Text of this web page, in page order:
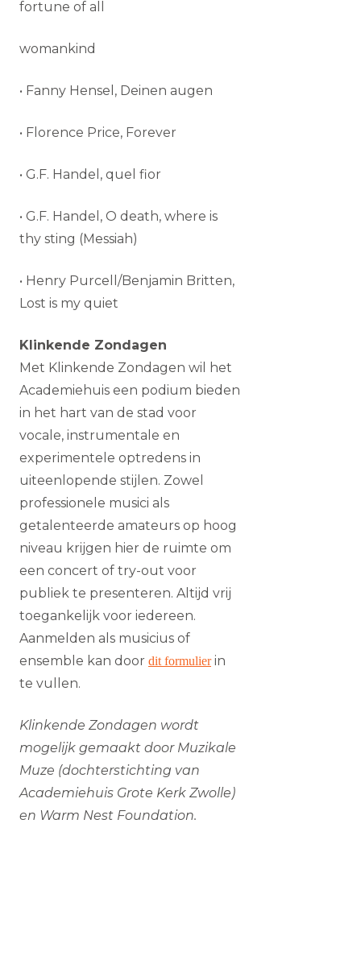
fortune of all
womankind
• Fanny Hensel, Deinen augen
• Florence Price, Forever
• G.F. Handel, quel fior
• G.F. Handel, O death, where is
thy sting (Messiah)
• Henry Purcell/Benjamin Britten,
Lost is my quiet
Klinkende Zondagen
Met Klinkende Zondagen wil het
Academiehuis een podium bieden
in het hart van de stad voor
vocale, instrumentale en
experimentele optredens in
uiteenlopende stijlen. Zowel
professionele musici als
getalenteerde amateurs op hoog
niveau krijgen hier de ruimte om
een concert of try-out voor
publiek te presenteren. Altijd vrij
toegankelijk voor iedereen.
Aanmelden als musicius of
ensemble kan door dit formulierin
te vullen.
Klinkende Zondagen wordt
mogelijk gemaakt door Muzikale
Muze (dochterstichting van
Academiehuis Grote Kerk Zwolle)
en Warm Nest Foundation.